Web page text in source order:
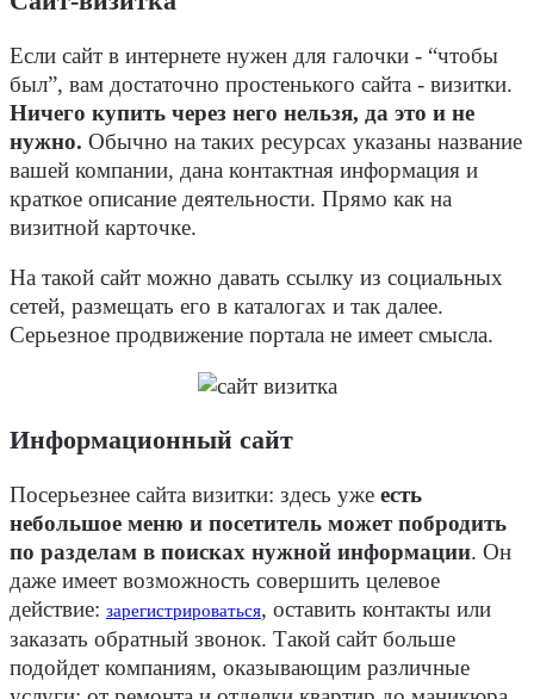
Если сайт в интернете нужен для галочки - “чтобы
был”, вам достаточно простенького сайта - визитки.
Ничего купить через него нельзя, да это и не
нужно. Обычно на таких ресурсах указаны название
вашей компании, дана контактная информация и
краткое описание деятельности. Прямо как на
визитной карточке.
На такой сайт можно давать ссылку из социальных
сетей, размещать его в каталогах и так далее.
Серьезное продвижение портала не имеет смысла.
Информационный сайт
Посерьезнее сайта визитки: здесь уже есть
небольшое меню и посетитель может побродить
по разделам в поисках нужной информации. Он
даже имеет возможность совершить целевое
действие: зарегистрироваться, оставить контакты или
заказать обратный звонок. Такой сайт больше
подойдет компаниям, оказывающим различные